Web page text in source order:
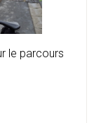
le parcours